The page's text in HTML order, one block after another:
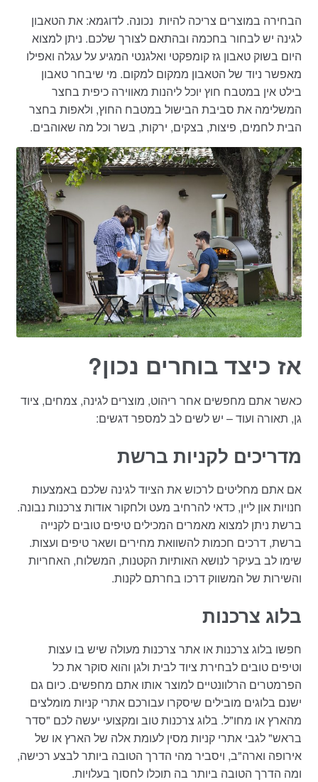
הבחירה במוצרים צריכה להיות נכונה. לדוגמא: את הטאבון
לגינה יש לבחור בחכמה ובהתאם לצורך שלכם. ניתן למצוא
היום בשוק טאבון גז קומפקטי ואלגנטי המגיע על עגלה ואפילו
מאפשר ניוד של הטאבון ממקום למקום. מי שיבחר טאבון
בילט אין במטבח חוץ יוכל ליהנות מאווירה כיפית בחצר
המשלימה את סביבת הבישול במטבח החוץ, ולאפות בחצר
הבית לחמים, פיצות, בצקים, ירקות, בשר וכל מה שאוהבים.
אז כיצד בוחרים נכון?
כאשר אתם מחפשים אחר ריהוט, מוצרים לגינה, צמחים, ציוד
גן, תאורה ועוד – יש לשים לב למספר דגשים:
מדריכים לקניות ברשת
אם אתם מחליטים לרכוש את הציוד לגינה שלכם באמצעות
חנויות און ליין, כדאי להרחיב מעט ולחקור אודות צרכנות נבונה.
ברשת ניתן למצוא מאמרים המכילים טיפים טובים לקנייה
ברשת, דרכים חכמות להשוואת מחירים ושאר טיפים ועצות.
שימו לב בעיקר לנושא האותיות הקטנות, המשלוח, האחריות
והשירות של המשווק דרכו בחרתם לקנות.
בלוג צרכנות
חפשו בלוג צרכנות או אתר צרכנות מעולה שיש בו עצות
וטיפים טובים לבחירת ציוד לבית ולגן והוא סוקר את כל
הפרמטרים הרלוונטיים למוצר אותו אתם מחפשים. כיום גם
ישנם בלוגים מובילים שיסקרו עבורכם אתרי קניות מומלצים
מהארץ או מחו"ל. בלוג צרכנות טוב ומקצועי יעשה לכם "סדר
בראש" לגבי אתרי קניות מסין לעומת אלה של הארץ או של
אירופה וארה"ב, ויסביר מהי הדרך הטובה ביותר לבצע רכישה,
ומה הדרך הטובה ביותר בה תוכלו לחסוך בעלויות.